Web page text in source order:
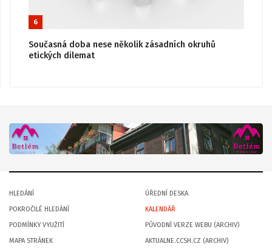
6
Současná doba nese několik zásadních okruhů
etických dilemat
HLEDÁNÍ
POKROČILÉ HLEDÁNÍ
PODMÍNKY VYUŽITÍ
MAPA STRÁNEK
ÚŘEDNÍ DESKA
KALENDÁŘ
PŮVODNÍ VERZE WEBU (ARCHIV)
AKTUALNE.CCSH.CZ (ARCHIV)